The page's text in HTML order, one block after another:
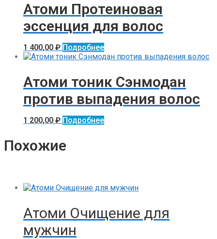
Атоми Протеиновая
эссенция для волос
1 400,00 ₽ Подробнее
Атоми тоник Сэнмодан
против выпадения волос
1 200,00 ₽ Подробнее
Похожие
Атоми Очищение для
мужчин